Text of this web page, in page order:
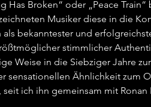
Has Broken“ oder „Peace
Musiker diese in die
als bekanntester und
stimmlicher
Weise in die Siebziger Jahre
sensationellen Ähnlichkeit zum
seit ich ihn gemeinsam mit